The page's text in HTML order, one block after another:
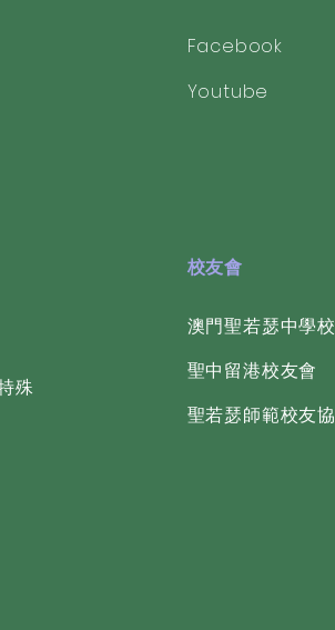
殊
Facebook
Youtube
校友會
澳門聖若瑟中學
聖中留港校友會
聖若瑟師範校友